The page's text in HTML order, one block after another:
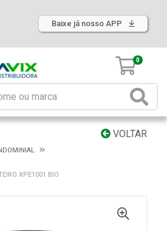
Baixe já nosso APP
0
VOLTAR
XPE1001 BIO